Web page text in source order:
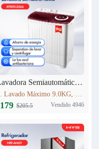
Lavadora Semiautomática HYS 9KG XPB90-2066
179 $205.5 Vendido 4946